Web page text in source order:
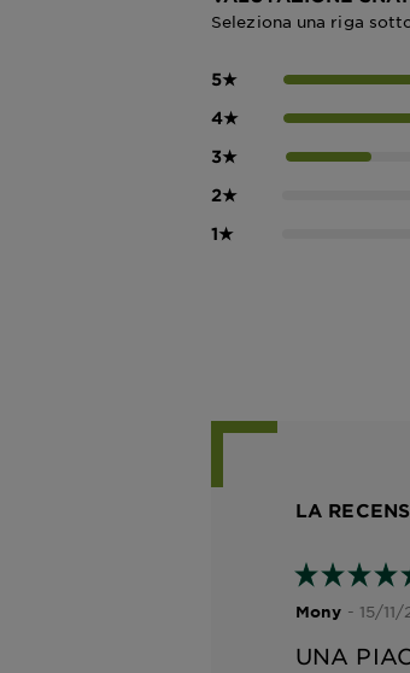
Seleziona una riga
5★
4★
3★
2★
1★
LA
Mony - 15/
UNA